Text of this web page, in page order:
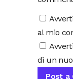
al mio
di un